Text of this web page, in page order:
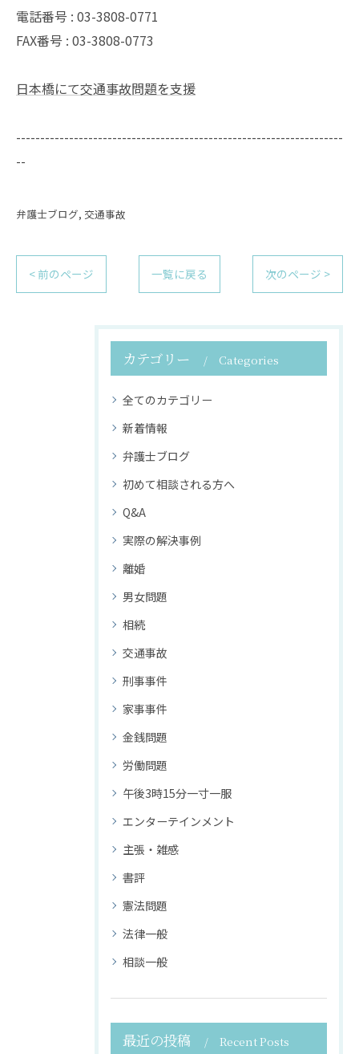
電話番号 : 03-3808-0771
FAX番号 : 03-3808-0773
日本橋にて交通事故問題を支援
--------------------------------------------------------------------
--
弁護士ブログ 交通事故
< 前のページ 一覧に戻る 次のページ >
カテゴリー Categories
全てのカテゴリー
新着情報
弁護士ブログ
初めて相談される方へ
Q&A
実際の解決事例
離婚
男女問題
相続
交通事故
刑事事件
家事事件
金銭問題
労働問題
午後3時15分一寸一服
エンターテインメント
主張・雑感
書評
憲法問題
法律一般
相談一般
最近の投稿 Recent Posts